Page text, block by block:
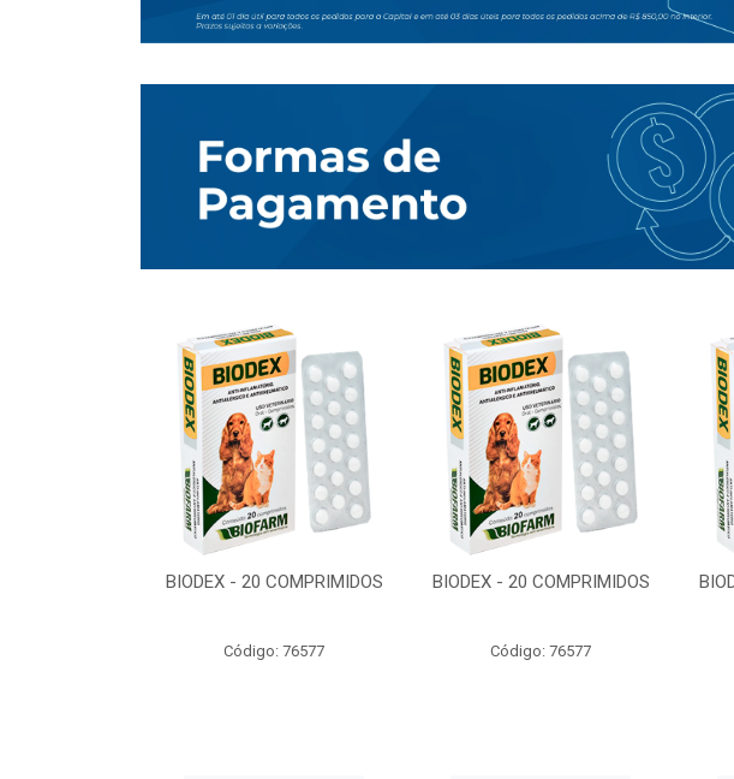
BIODEX - 20 COMPRIMIDOS
Código: 76577
BIODEX - 20 COMPRIMIDOS
Código: 76577